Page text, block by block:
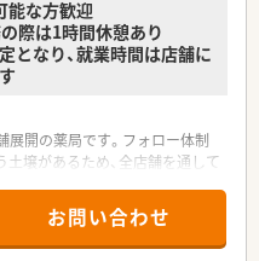
から選択することが可能であ
計画に合わせた契約が選択でき
額負担するほか、認定薬剤師取
能な方歓迎
際は1時間休憩あり
となり、就業時間は店舗に
開の薬局です。フォロー体制
壌があるため、全店舗を通して
グストアならではの広々とし
通勤が便利な立地です。
お問い合わせ